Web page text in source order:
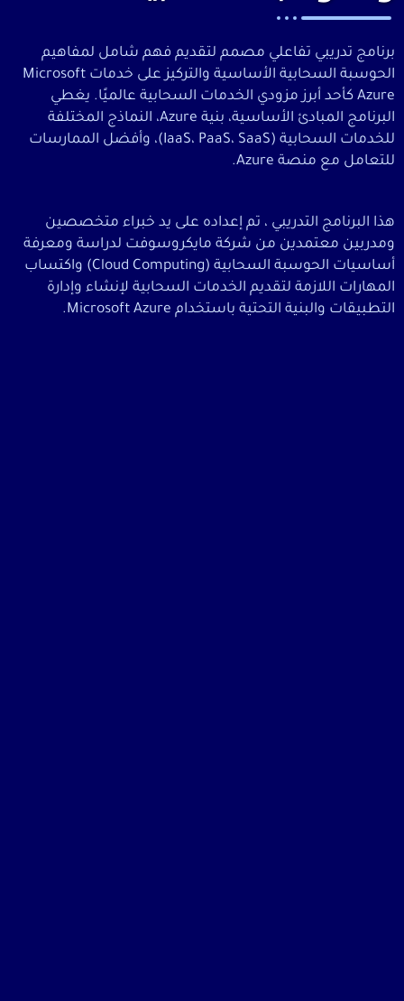
برنامج تدريبي تفاعلي مصمم لتقديم فهم شامل لمفاهيم
الحوسبة السحابية الأساسية والتركيز على خدمات Microsoft
Azure كأحد أبرز مزودي الخدمات السحابية عالميًا. يغطي
البرنامج المبادئ الأساسية، بنية Azure، النماذج المختلفة
للخدمات السحابية (IaaS، PaaS، SaaS)، وأفضل الممارسات
للتعامل مع منصة Azure.
هذا البرنامج التدريبي ، تم إعداده على يد خبراء متخصصين
ومدربين معتمدين من شركة مايكروسوفت لدراسة ومعرفة
أساسيات الحوسبة السحابية (Cloud Computing) واكتساب
المهارات اللازمة لتقديم الخدمات السحابية لإنشاء وإدارة
التطبيقات والبنية التحتية باستخدام Microsoft Azure.